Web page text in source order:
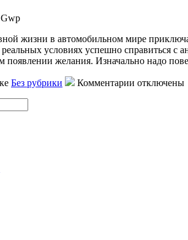
Gwp
жизни в автомобильном мире
условиях успешно справиться с
появлении желания. Изначально надо
Без рубрики Комментарии отключены